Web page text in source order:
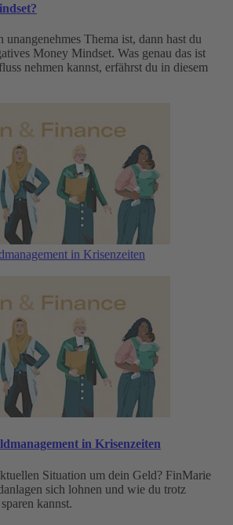
Thema ist, dann hast du
Money Mindset. Was genau das ist
nehmen kannst, erfährst du in diesem
in Krisenzeiten
in Krisenzeiten
Situation um dein Geld? FinMarie
sich lohnen und wie du trotz
kannst.